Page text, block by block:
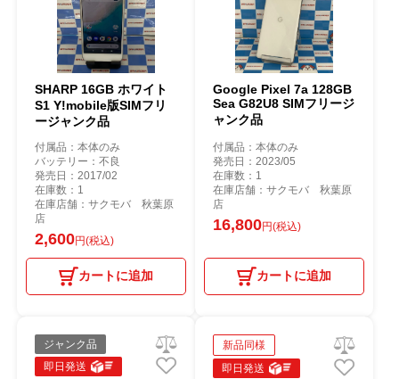
SHARP 16GB ホワイト
S1 Y!mobile版SIMフリ
ージャンク品
付属品：本体のみ
バッテリー：不良
発売日：2017/02
在庫数：1
在庫店舗：サクモバ 秋葉原
店
2,600円(税込)
カートに追加
Google Pixel 7a 128GB
Sea G82U8 SIMフリージ
ャンク品
付属品：本体のみ
発売日：2023/05
在庫数：1
在庫店舗：サクモバ 秋葉原
店
16,800円(税込)
カートに追加
ジャンク品
即日発送
新品同様
即日発送